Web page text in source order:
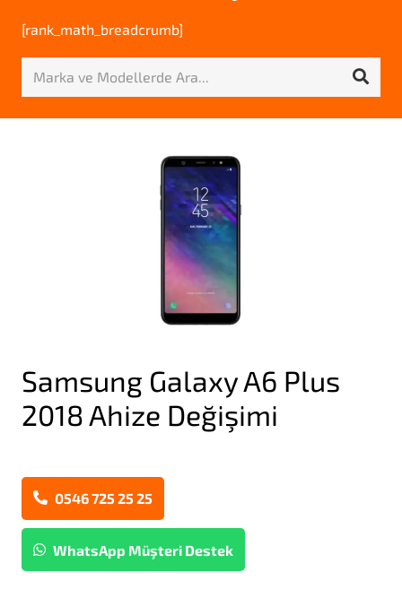
[rank_math_breadcrumb]
Samsung Galaxy A6 Plus
2018 Ahize Değişimi
0546 725 25 25
WhatsApp Müşteri Destek